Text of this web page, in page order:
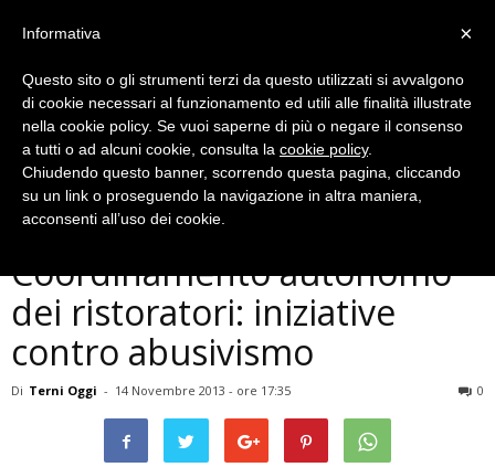
Cronaca
Terni, nasce associazione di
Coordinamento autonomo
dei ristoratori: iniziative
contro abusivismo
Di Terni Oggi - 14 Novembre 2013 - ore 17:35 0
×
Informativa
Questo sito o gli strumenti terzi da questo utilizzati si avvalgono
di cookie necessari al funzionamento ed utili alle finalità illustrate
nella cookie policy. Se vuoi saperne di più o negare il consenso
a tutti o ad alcuni cookie, consulta la cookie policy.
Chiudendo questo banner, scorrendo questa pagina, cliccando
su un link o proseguendo la navigazione in altra maniera,
acconsenti all’uso dei cookie.